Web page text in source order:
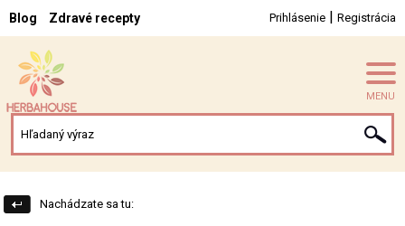
Blog Zdravé recepty Prihlásenie | Registrácia
MENU
Nachádzate sa tu: